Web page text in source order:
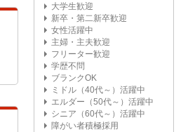
大学生歓迎
新卒・第二新卒歓迎
女性活躍中
主婦・主夫歓迎
フリーター歓迎
学歴不問
ブランクOK
ミドル（40代～）活躍中
エルダー（50代～）活躍中
シニア（60代～）活躍中
障がい者積極採用